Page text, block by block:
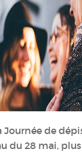
Journée de
du 28 mai,